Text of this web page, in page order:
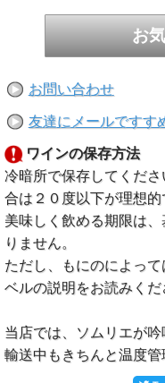
お問い合わせ
友達にメールですす
ワインの保存方法
冷暗所で保存してくだ
合は２０度以下が理想的
美味しく飲める期限は
りません。
ただし、もにのによっ
ベルの説明をお読みくだ
当店では、ソムリエが吟
輸送中もきちんと温度管